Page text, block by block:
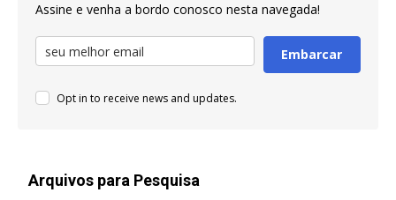
Assine e venha a bordo conosco nesta navegada!
Embarcar
Opt in to receive news and updates.
Arquivos para Pesquisa